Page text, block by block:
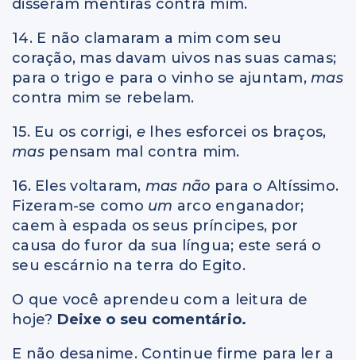
disseram mentiras contra mim.
14. E não clamaram a mim com seu
coração, mas davam uivos nas suas camas;
para o trigo e para o vinho se ajuntam, mas
contra mim se rebelam.
15. Eu os corrigi, e
lhes esforcei os braços,
mas pensam mal contra mim.
16. Eles voltaram, mas não para o Altíssimo.
Fizeram-se como um arco enganador;
caem à espada os seus príncipes, por
causa do furor da sua língua; este será o
seu escárnio na terra do Egito.
O que você aprendeu com a leitura de
hoje? Deixe o seu comentário.
E não desanime. Continue firme para ler a